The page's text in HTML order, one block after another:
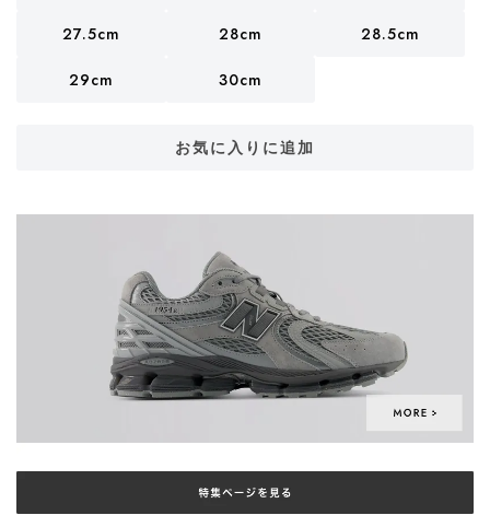
27.5cm 28cm 28.5cm
29cm 30cm
お気に入りに追加